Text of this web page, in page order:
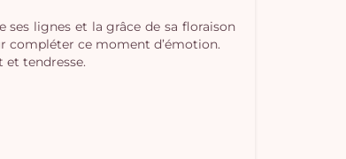
ses lignes et la grâce de sa floraison
compléter ce moment d’émotion.
et tendresse.